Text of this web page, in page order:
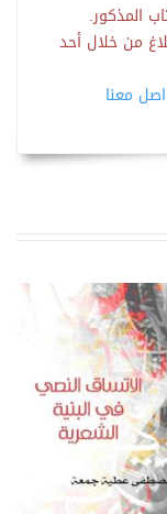
المذكور.
من خلال أحد
معنا